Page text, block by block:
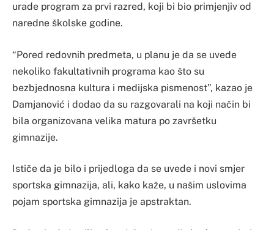
urade program za prvi razred, koji bi bio primjenjiv od
naredne školske godine.
“Pored redovnih predmeta, u planu je da se uvede
nekoliko fakultativnih programa kao što su
bezbjednosna kultura i medijska pismenost”, kazao je
Damjanović i dodao da su razgovarali na koji način bi
bila organizovana velika matura po završetku
gimnazije.
Ističe da je bilo i prijedloga da se uvede i novi smjer
sportska gimnazija, ali, kako kaže, u našim uslovima
pojam sportska gimnazija je apstraktan.